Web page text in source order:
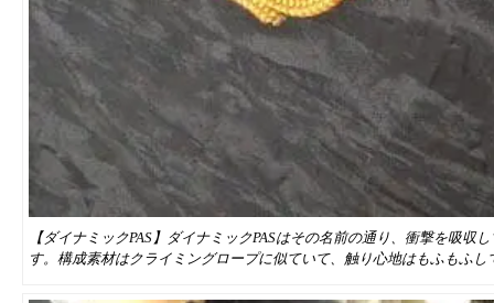
【ダイナミックPAS】ダイナミックPASはその名前の通り、衝撃を吸収
す。構成素材はクライミングロープに似ていて、触り心地はもふもふ